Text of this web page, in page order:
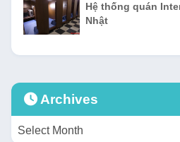
Hệ thống quán
Nhật
Archives